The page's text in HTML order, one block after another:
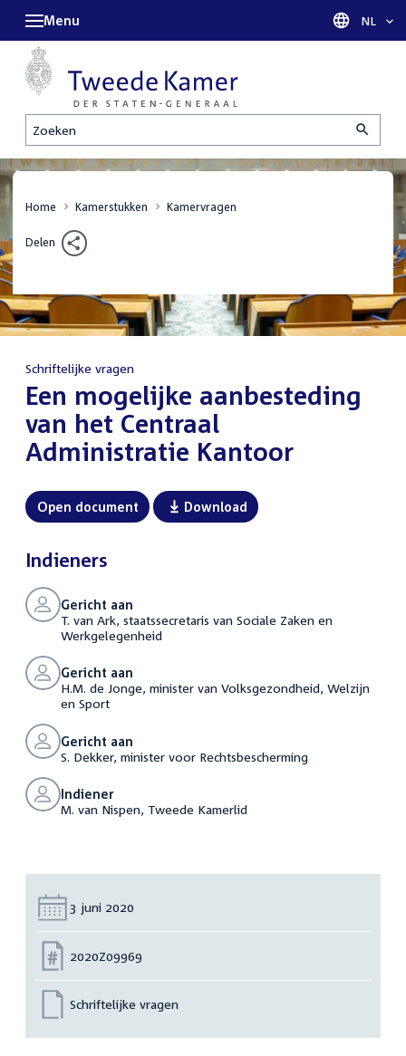
Zoeken
Menu Taal
NL
Home Kamerstukken Kamervragen
Delen
Schriftelijke vragen
:Een mogelijke aanbesteding
van het Centraal
Administratie Kantoor
Open document Download
Indieners
Gericht aan
T. van Ark, staatssecretaris van Sociale Zaken en
Werkgelegenheid
Gericht aan
H.M. de Jonge, minister van Volksgezondheid, Welzijn
en Sport
Gericht aan
S. Dekker, minister voor Rechtsbescherming
Indiener
M. van Nispen, Tweede Kamerlid
Datum:
3 juni 2020
Nummer:
2020Z09969
Schriftelijke vragen